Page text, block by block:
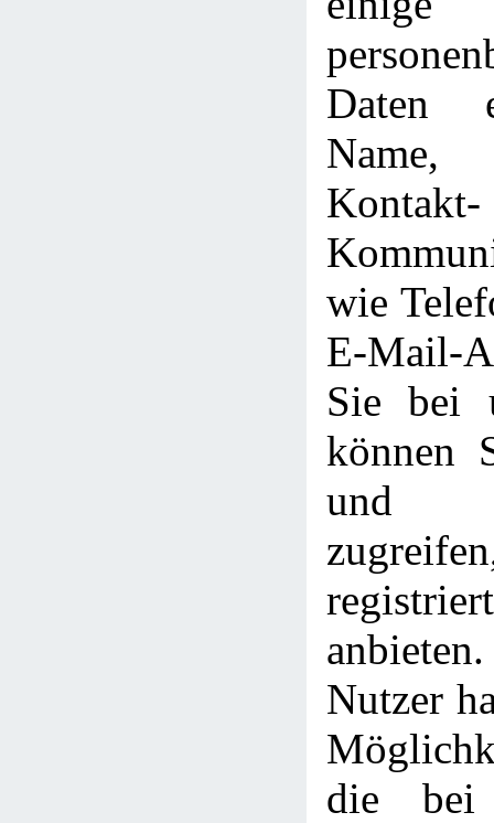
Daten
wie
E-Mail-
Sie bei
können
und
Nutzer
die bei